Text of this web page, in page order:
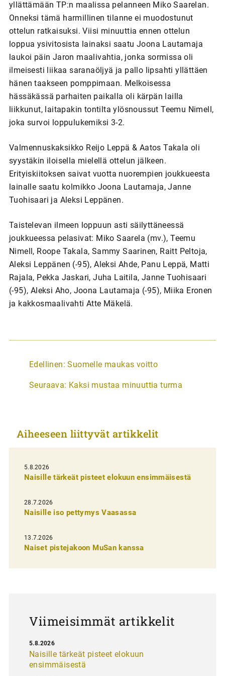
yllättämään TP:n maalissa pelanneen Miko Saarelan.
Onneksi tämä harmillinen tilanne ei muodostunut
ottelun ratkaisuksi. Viisi minuuttia ennen ottelun
loppua ysivitosista lainaksi saatu Joona Lautamaja
laukoi päin Jaron maalivahtia, jonka sormissa oli
ilmeisesti liikaa saranaöljyä ja pallo lipsahti yllättäen
hänen taakseen pomppimaan. Melkoisessa
hässäkässä parhaiten paikalla oli kärpän lailla
liikkunut, laitapakin tontilta ylösnoussut Teemu Nimell,
joka survoi loppulukemiksi 3-2.
Valmennuskaksikko Reijo Leppä & Aatos Takala oli
syystäkin iloisella mielellä ottelun jälkeen.
Erityiskiitoksen saivat vuotta nuorempien joukkueesta
lainalle saatu kolmikko Joona Lautamaja, Janne
Tuohisaari ja Aleksi Leppänen.
Taistelevan ilmeen loppuun asti säilyttäneessä
joukkueessa pelasivat: Miko Saarela (mv.), Teemu
Nimell, Roope Takala, Sammy Saarinen, Raitt Peltoja,
Aleksi Leppänen (-95), Aleksi Ahde, Panu Leppä, Matti
Rajala, Pekka Jaskari, Juha Laitila, Janne Tuohisaari
(-95), Aleksi Aho, Joona Lautamaja (-95), Miika Eronen
ja kakkosmaalivahti Atte Mäkelä.
A
t
k
e
l
i
e
n
e
Edellinen: Suomelle maukas voitto
Seuraava: Kaksi mustaa minuuttia turma
Aiheeseen liittyvät artikkelit
5.8.2026
Naisille tärkeät pisteet elokuun ensimmäisestä
28.7.2026
Naisille iso pettymys Vaasassa
13.7.2026
Naiset pistejakoon MuSan kanssa
Viimeisimmät artikkelit
Naisille tärkeät pisteet elokuun
ensimmäisestä
5.8.2026